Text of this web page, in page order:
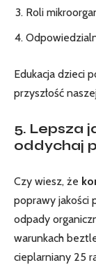
Roli
Edukacja dzieci
przyszłość
5. Lepsza
oddychaj
Czy wiesz, że
poprawy jakości
odpady
warunkach
cieplarniany 25